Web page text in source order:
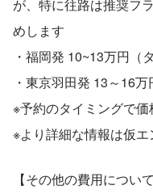
が、特に往路は推奨フ
めします
・福岡発 10~13万円（
・東京羽田発 13～16
※予約のタイミングで
※より詳細な情報は仮
【その他の費用につい